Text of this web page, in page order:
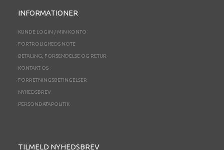
INFORMATIONER
KUNDE LOGIN / MIN KONTO
FORTROLIGHEDS NOTE
BETALING, FORSENDELSE OG RETUR
KONTAKT OS
FORRETNINGSBETINGELSER
NYHEDSBREV
PERSONDATAPOLITIK
TILMELD NYHEDSBREV